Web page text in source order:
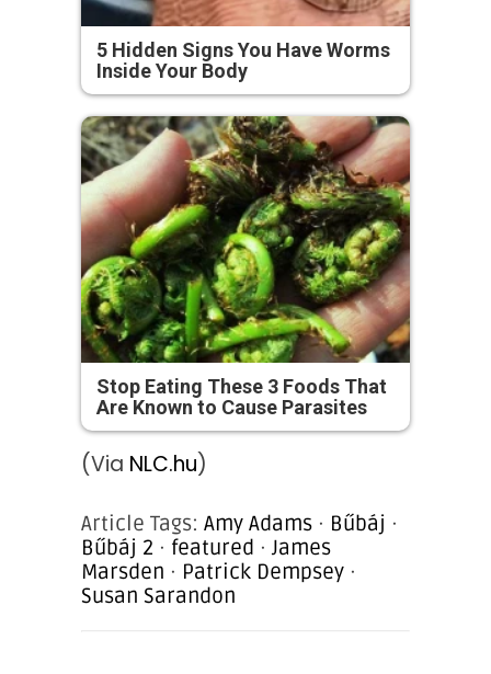
5 Hidden Signs You Have Worms
Inside Your Body
Stop Eating These 3 Foods That
Are Known to Cause Parasites
(Via NLC.hu)
Article Tags: Amy Adams · Bűbáj ·
Bűbáj 2 · featured · James
Marsden · Patrick Dempsey ·
Susan Sarandon